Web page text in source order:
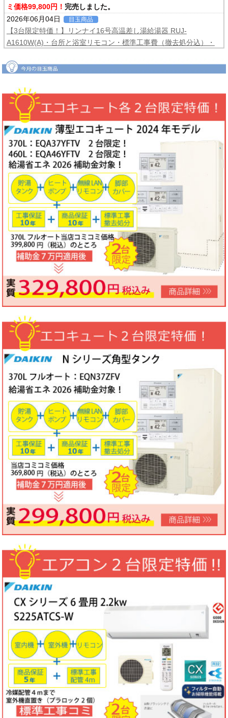
ミ価格99,800円！ 完売しました。
2026年06月04日
目玉商品
【3台限定特価！】リンナイ16号高温差し湯給湯器 RUJ-
A1610W(A)・台所と浴室リモコン・標準工事費（撤去処分込）・
2026年06月04日
デル6畳用S225ATCS-W・標準工事費（冷媒配管4ｍまで込）商品5
年保証付きコミコミ価格128,000円！
2026年06月02日
キャンペーン
ノーリツでおトクに買替え！ノーリツ対象製品の購入・設置・アプ
リ接続で
現金最大35,000円
がもれなくもらえるキャッシュバックキ
ャンペーン2026第2弾。キャンペーン期間：2026年6月1日～12月
18日まで
2026年06月02日
目玉商品
【1台限定特価！】三菱ルームエアコン霧ヶ峰GVシリーズ10畳用
MSZ-GV2823-W・標準工事費（冷媒配管4ｍまで込）コミコミ価格
99,800円！完売しました
2026年05月22日
お知らせ
ノーリツ・リンナイ・パロマ製品の値上げに伴う価格改定について
2026年05月18日
目玉商品
ノーリツビルトインコンロ「N3WV6M」工事費コミコミ特価！今
なら「ロティプレートS」プレゼント！3台限定コミコミ価格
79,800円！数量限定のため、なくなり次第終了となります。
2026年05月15日
目玉商品
パロマ屋外式エコジョーズふろ給湯器台数限定大特価！20号オート
FH-E2011SAWL(K)マルチリモコンセットMFC-250V・標準工事費
（処分込）10年商品・工事保証付
コミコミ価格136,800円～